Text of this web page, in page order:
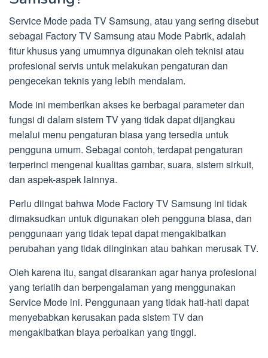
Service Mode pada TV Samsung, atau yang sering disebut
sebagai Factory TV Samsung atau Mode Pabrik, adalah
fitur khusus yang umumnya digunakan oleh teknisi atau
profesional servis untuk melakukan pengaturan dan
pengecekan teknis yang lebih mendalam.
Mode ini memberikan akses ke berbagai parameter dan
fungsi di dalam sistem TV yang tidak dapat dijangkau
melalui menu pengaturan biasa yang tersedia untuk
pengguna umum. Sebagai contoh, terdapat pengaturan
terperinci mengenai kualitas gambar, suara, sistem sirkuit,
dan aspek-aspek lainnya.
Perlu diingat bahwa Mode Factory TV Samsung ini tidak
dimaksudkan untuk digunakan oleh pengguna biasa, dan
penggunaan yang tidak tepat dapat mengakibatkan
perubahan yang tidak diinginkan atau bahkan merusak TV.
Oleh karena itu, sangat disarankan agar hanya profesional
yang terlatih dan berpengalaman yang menggunakan
Service Mode ini. Penggunaan yang tidak hati-hati dapat
menyebabkan kerusakan pada sistem TV dan
mengakibatkan biaya perbaikan yang tinggi.